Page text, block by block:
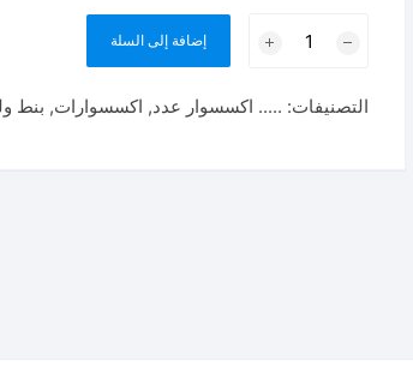
thkisd12221l
لقم
إضافة إلى السلة
التصنيفات: ..... اكسسوار عدد, اكسسوارات, بنط